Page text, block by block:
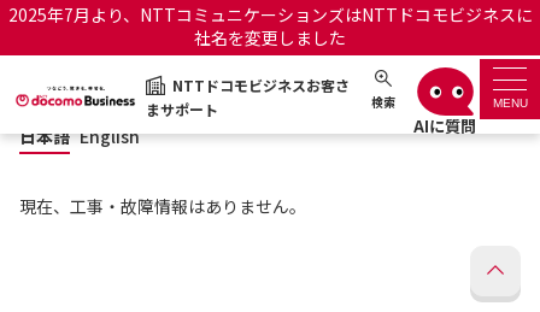
2025年7月より、NTTコミュニケーションズはNTTドコモビジネスに
社名を変更しました
NTTドコモビジネスお客さ
まサポート
検索 MENU
NTTドコモビジネスお客さまサポート 日本語 English
サポートトップ
サービス名から探す
日本語 English
現在、工事・故障情報はありません。